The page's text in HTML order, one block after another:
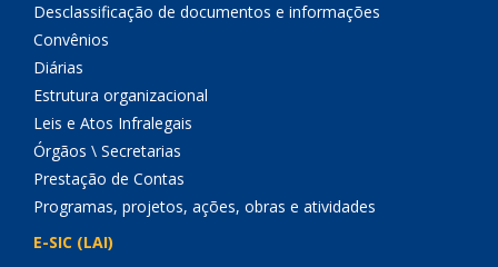
Desclassificação de documentos e informações
Convênios
Diárias
Estrutura organizacional
Leis e Atos Infralegais
Órgãos \ Secretarias
Prestação de Contas
Programas, projetos, ações, obras e atividades
E-SIC (LAI)